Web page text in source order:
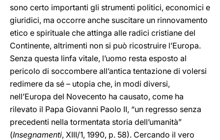
sono certo importanti gli strumenti politici, economici e
giuridici, ma occorre anche suscitare un rinnovamento
etico e spirituale che attinga alle radici cristiane del
Continente, altrimenti non si può ricostruire l’Europa.
Senza questa linfa vitale, l’uomo resta esposto al
pericolo di soccombere all’antica tentazione di volersi
redimere da sé – utopia che, in modi diversi,
nell’Europa del Novecento ha causato, come ha
rilevato il Papa Giovanni Paolo II, “un regresso senza
precedenti nella tormentata storia dell’umanità”
(Insegnamenti, XIII/1, 1990, p. 58). Cercando il vero